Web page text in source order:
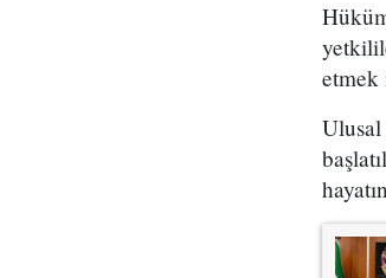
etmek
Ulusal